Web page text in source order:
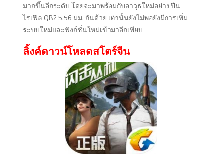
มากขึ้นอีกระดับ โดยจะมาพร้อมกับอาวุธใหม่อย่าง ปืน
ไรเฟิล QBZ 5.56 มม. กันด้วย เท่านั้นยังไม่พอยังมีการเพิ่ม
ระบบใหม่และฟังก์ชั่นใหม่เข้ามาอีกเพียบ
ลิ้งค์ดาวน์โหลดสโตร์จีน